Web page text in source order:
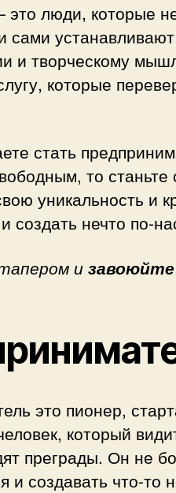
люди, которые
сами
и творческому
которые
стать
то станьте
уникальность и
создать нечто по-
и
это пионер,
который
преграды. Он не
и создавать что-то